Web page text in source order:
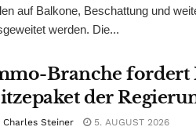
auf Balkone, Beschattung und
werden. Die...
Branche fordert
der
Charles Steiner 5. AUGUST 2026